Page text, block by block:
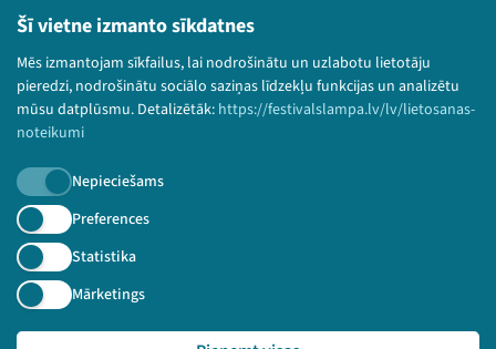
Šī vietne izmanto sīkdatnes
Mēs izmantojam sīkfailus, lai nodrošinātu un uzlabotu lietotāju
pieredzi, nodrošinātu sociālo saziņas līdzekļu funkcijas un analizētu
mūsu datplūsmu. Detalizētāk: https://festivalslampa.lv/lv/lietosanas-
noteikumi
Nepieciešams
Preferences
Statistika
Mārketings
Lietošanas noteikumi un sīkdatņu politika
Bērnu aizsardzības politika
© 2026 Sarunu festivāls LAMPA Visas tiesības
paturētas.
Piesakies jaunumiem!
Nepalaid garām aktuālāko informāciju!